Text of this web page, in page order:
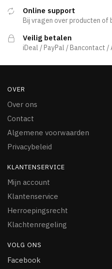
Online support
Bij vragen over producten of
Veilig betalen
iDeal / PayPal / Bancontact
OVER
Over ons
Contact
Algemene voorwaarden
Privacybeleid
KLANTENSERVICE
Mijn account
Klantenservice
Herroepingsrecht
Klachtenregeling
VOLG ONS
Facebook